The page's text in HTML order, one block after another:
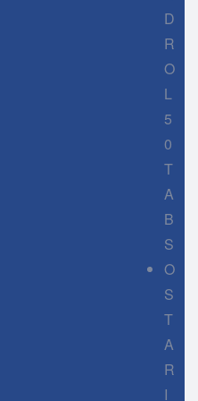
D
R
O
L
5
0
T
A
B
S
O
S
T
A
R
I